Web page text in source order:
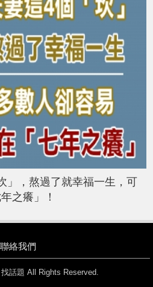
」，熬過了就幸福一生，可
之癢」！
聯絡我們
話題 All Rights Reserved.